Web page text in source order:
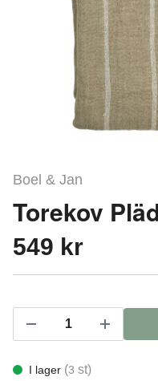
Boel & Jan
Torekov
549 kr
I lager (3 st)